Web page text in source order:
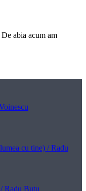
abia acum am
cu tine) / Radu
Radu Buțu